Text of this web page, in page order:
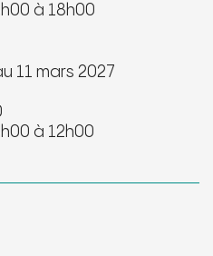
à 18h00
11 mars 2027
à 12h00